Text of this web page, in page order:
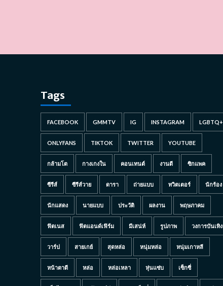
Tags
FACEBOOK GMMTV IG INSTAGRAM LGBTQ+
ONLYFANS TIKTOK TWITTER YOUTUBE
กล้ามโต กางเกงใน คอนเทนต์ งานดี ซิกแพค
ซีรีส์ ซีรีส์วาย ดารา ถ่ายแบบ ทวิตเตอร์ นักร้อง
นักแสดง นายแบบ ประวัติ ผลงาน พฤษภาคม
ฟิตเนส ฟิตแอนด์เฟิร์ม มีเสน่ห์ รูปภาพ วงการบันเทิง
วาร์ป สายเกย์ สุดหล่อ หนุ่มหล่อ หนุ่มเกาหลี
หน้าตาดี หล่อ หล่อเหลา หุ่นแซ่บ เซ็กซี่